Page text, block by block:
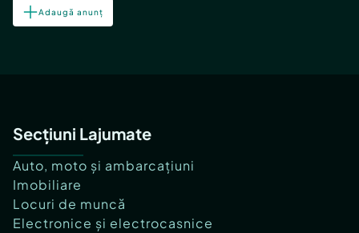
Adaugă anunț
Secțiuni Lajumate
Auto, moto și ambarcațiuni
Imobiliare
Locuri de muncă
Electronice și electrocasnice